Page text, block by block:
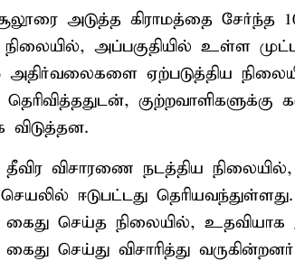
அடுத்த கிராமத்தை சேர்ந்த
அப்பகுதியில் உள்ள
அதிர்வலைகளை ஏற்படுத்திய
விடுத்தன.
விசாரணை நடத்திய நிலையில்,
செயலில் ஈடுபட்டது
செய்த நிலையில்,
செய்து விசாரித்து